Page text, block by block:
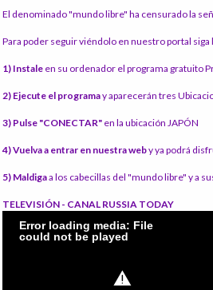
El denominado "mundo libre" ha censurado la
Para poder seguir viéndolo en nuestro portal
1) Instale en su ordenador el programa gratuito
2) Ejecute el programay aparecerán tres
3) Pulse "CONECTAR" en la ubicación JAPÓN
4) Vuelva a entrar en nuestra weby ya podrá
5) Maldigaa los cabecillas del "mundo libre" y a
TELEVISIÓN - CANAL RUSSIA TODAY